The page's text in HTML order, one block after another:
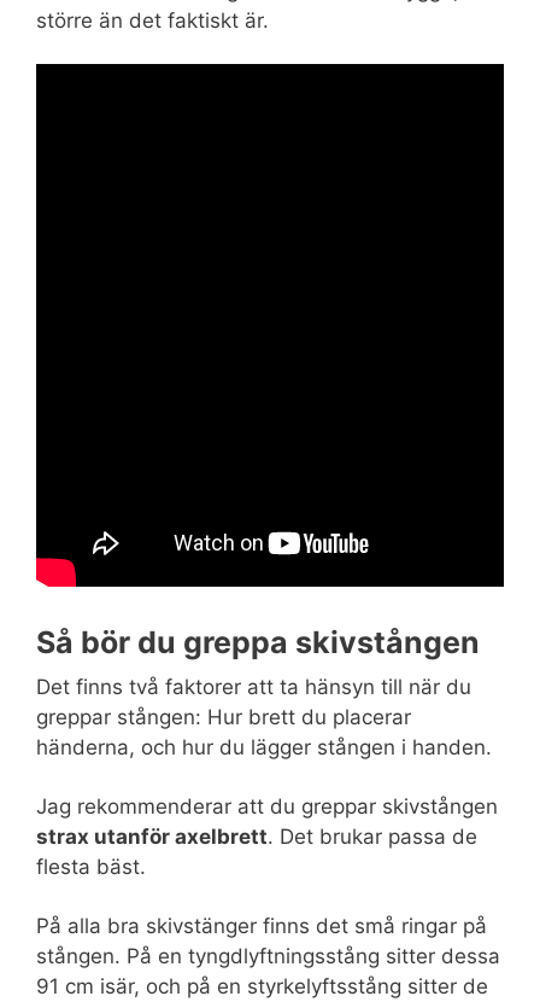
större än det faktiskt är.
Så bör du greppa skivstången
Det finns två faktorer att ta hänsyn till när du
greppar stången: Hur brett du placerar
händerna, och hur du lägger stången i handen.
Jag rekommenderar att du greppar skivstången
strax utanför axelbrett. Det brukar passa de
flesta bäst.
På alla bra skivstänger finns det små ringar på
stången. På en tyngdlyftningsstång sitter dessa
91 cm isär, och på en styrkelyftsstång sitter de